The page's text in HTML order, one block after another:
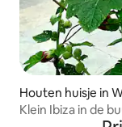
Houten huisje in
Klein Ibiza in de